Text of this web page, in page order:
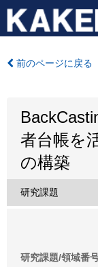
前のページに戻る
者台帳を
の構築
研究課題
研究課題/領域番